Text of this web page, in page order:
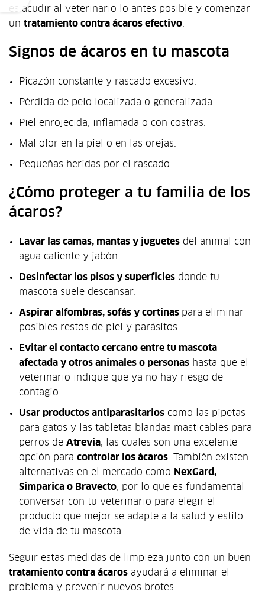
es acudir al veterinario lo antes posible y comenzar
un tratamiento contra ácaros efectivo.
Signos de ácaros en tu mascota
Picazón constante y rascado excesivo.
Pérdida de pelo localizada o generalizada.
Piel enrojecida, inflamada o con costras.
Mal olor en la piel o en las orejas.
Pequeñas heridas por el rascado.
¿Cómo proteger a tu familia de los
ácaros?
Lavar las camas, mantas y juguetes del animal con
agua caliente y jabón.
Desinfectar los pisos y superficies donde tu
mascota suele descansar.
Aspirar alfombras, sofás y cortinas para eliminar
posibles restos de piel y parásitos.
Evitar el contacto cercano entre tu mascota
afectada y otros animales o personas hasta que el
veterinario indique que ya no hay riesgo de
contagio.
Usar productos antiparasitarios como las pipetas
para gatos y las tabletas blandas masticables para
perros de Atrevia, las cuales son una excelente
opción para controlar los ácaros. También existen
alternativas en el mercado como NexGard,
Simparica o Bravecto, por lo que es fundamental
conversar con tu veterinario para elegir el
producto que mejor se adapte a la salud y estilo
de vida de tu mascota.
Seguir estas medidas de limpieza junto con un buen
tratamiento contra ácaros ayudará a eliminar el
problema y prevenir nuevos brotes.